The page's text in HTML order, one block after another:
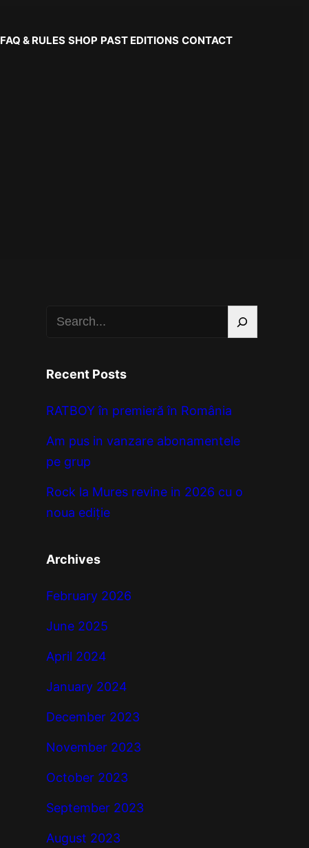
FAQ & RULES SHOP PAST EDITIONS CONTACT
r
h
Recent Posts
RATBOY în premieră în România
Am pus in vanzare abonamentele
pe grup
Rock la Mures revine in 2026 cu o
noua ediție
Archives
February 2026
June 2025
April 2024
January 2024
December 2023
November 2023
October 2023
September 2023
August 2023